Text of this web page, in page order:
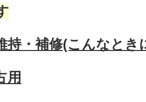
持・補修(こんなとき
用